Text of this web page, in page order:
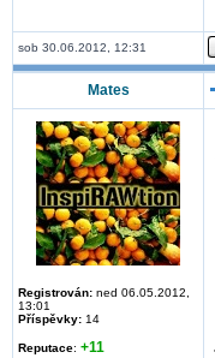
sob 30.06.2012, 12:31
Mates
Registrován: ned 06.05.2012,
13:01
Příspěvky: 14
Reputace: +11